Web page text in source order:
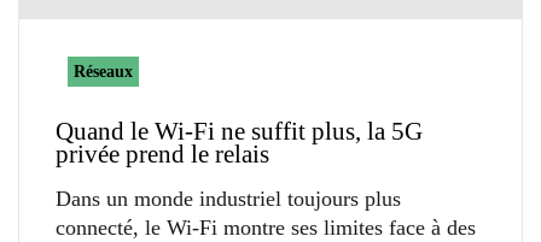
Réseaux
Quand le Wi-Fi ne suffit plus, la 5G
privée prend le relais
Dans un monde industriel toujours plus
connecté, le Wi-Fi montre ses limites face à des